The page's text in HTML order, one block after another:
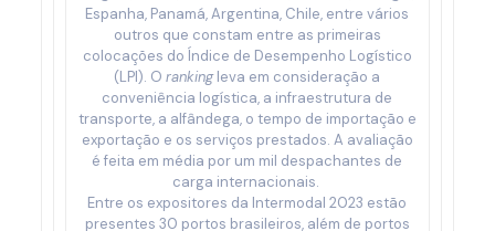
Espanha, Panamá, Argentina, Chile, entre vários
outros que constam entre as primeiras
colocações do Índice de Desempenho Logístico
(LPI). Orankingleva em consideração a
conveniência logística, a infraestrutura de
transporte, a alfândega, o tempo de importação e
exportação e os serviços prestados. A avaliação
é feita em média por um mil despachantes de
carga internacionais.
Entre os expositores da Intermodal 2023 estão
presentes 30 portos brasileiros, além de portos